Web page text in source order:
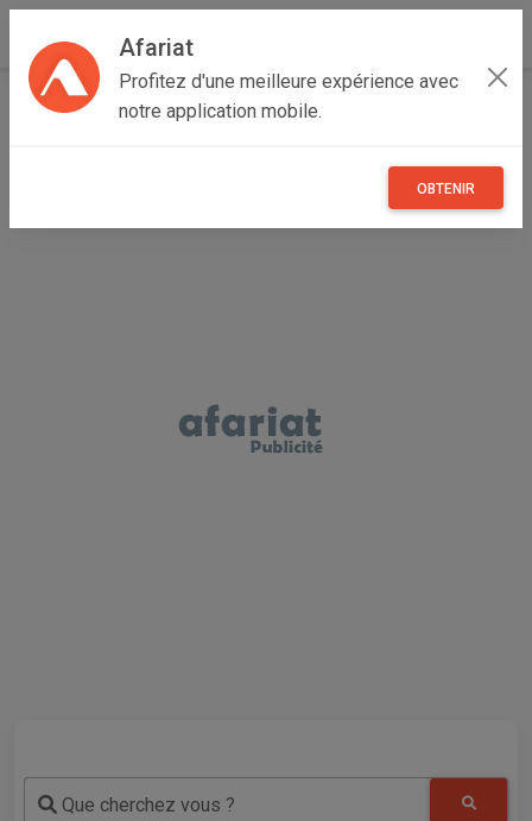
Afariat
Profitez d'une meilleure expérience avec
notre application mobile.
OBTENIR
Accueil Recherche Cap bon - Sahel
Que cherchez vous ?